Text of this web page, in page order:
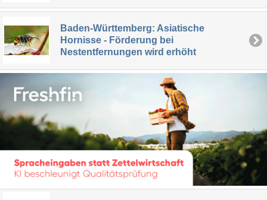
Baden-Württemberg: Asiatische
Hornisse - Förderung bei
Nestentfernungen wird erhöht